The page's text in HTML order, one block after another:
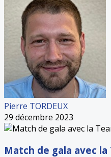
Pierre TORDEUX
29 décembre 2023
Match de gala avec la